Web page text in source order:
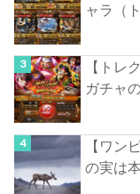
ャラ（
【トレ
ガチャ
【ワン
の実は